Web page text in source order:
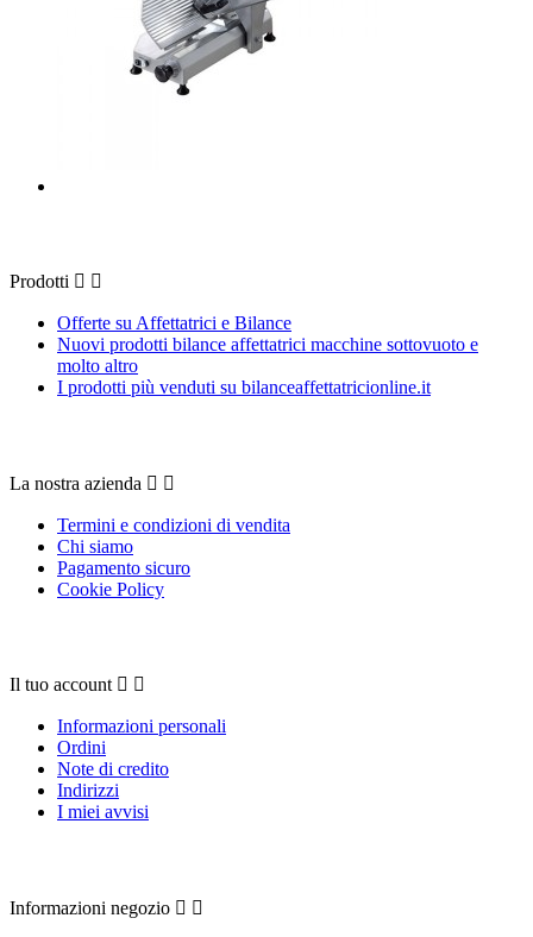
Prodotti  
Offerte su Affettatrici e Bilance
Nuovi prodotti bilance affettatrici macchine sottovuoto e
molto altro
I prodotti più venduti su bilanceaffettatricionline.it
La nostra azienda  
Termini e condizioni di vendita
Chi siamo
Pagamento sicuro
Cookie Policy
Il tuo account  
Informazioni personali
Ordini
Note di credito
Indirizzi
I miei avvisi
Informazioni negozio  